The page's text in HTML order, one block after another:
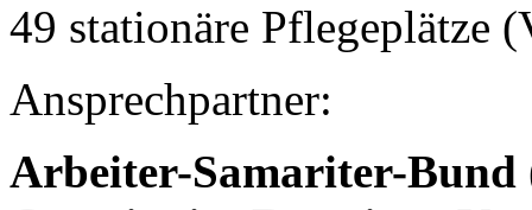
49 stationäre Pflegeplätze
Ansprechpartner:
Arbeiter-Samariter-Bund